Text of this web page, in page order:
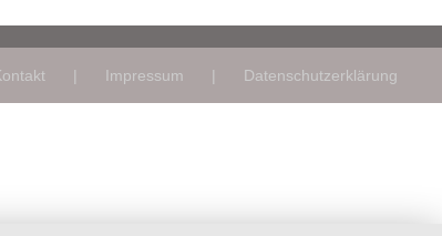
Impressum Datenschutzerklärung